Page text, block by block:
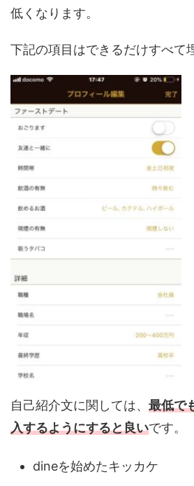
低くなります。
下記の項目はできるだけすべて
自己紹介文に関しては、 最低で
入するようにすると良いです。
dineを始めたキッカケ